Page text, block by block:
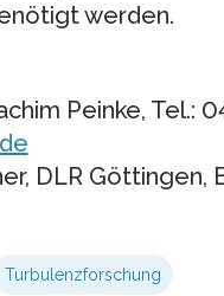
werden.
Peinke, Tel.:
DLR Göttingen,
Turbulenzforschung